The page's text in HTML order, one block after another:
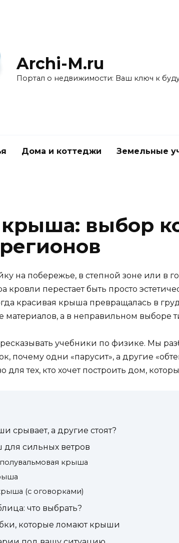
Archi-M.ru
Портал о недвижимости: Ваш ключ к
Дома и коттеджи Земельные
крыша: выбор
на побережье, в степной зоне или в
кровли перестает быть просто
красивая крыша превращалась в
материалов, а в неправильном выборе
учебники по физике. Мы
почему одни «парусит», а другие
для тех, кто хочет построить дом,
срывает, а другие стоят?
сильных ветров
крыша
(с оговорками)
что выбрать?
которые ломают крыши